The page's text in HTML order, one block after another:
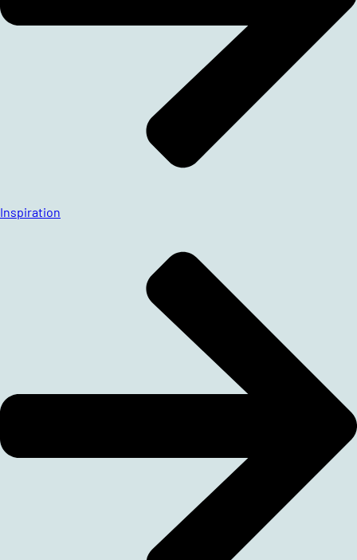
Inspiration